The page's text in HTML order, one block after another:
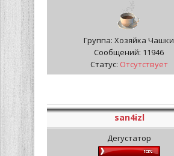
Группа: Хозяйка Чашки
Сообщений: 11946
Статус: Отсутствует
san4izl
Дегустатор